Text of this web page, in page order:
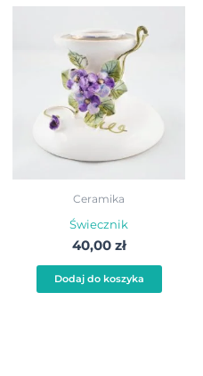
Ceramika
Świecznik
40,00 zł
Dodaj do koszyka